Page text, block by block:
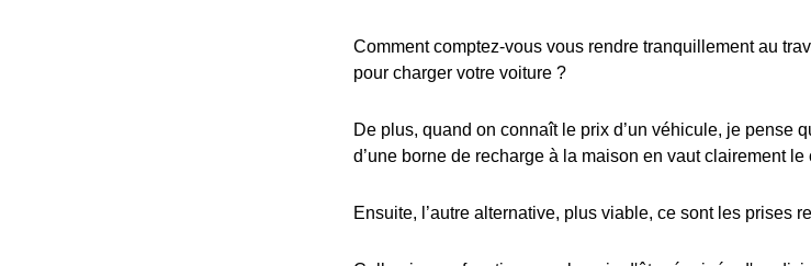
Comment comptez-vous vous rendre tranquillement au
pour charger votre voiture ?
De plus, quand on connaît le prix d’un véhicule, je pense
d’une borne de recharge à la maison en vaut clairement le
Ensuite, l’autre alternative, plus viable, ce sont les prises